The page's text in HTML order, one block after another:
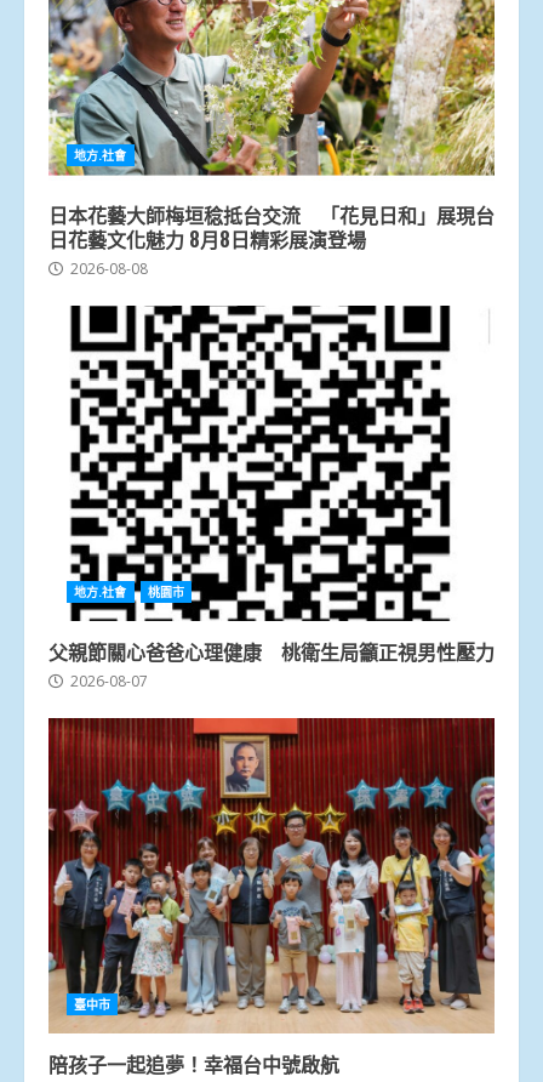
地方.社會
日本花藝大師梅垣稔抵台交流 「花見日和」展現台
日花藝文化魅力 8月8日精彩展演登場
2026-08-08
地方.社會 桃園市
父親節關心爸爸心理健康 桃衛生局籲正視男性壓力
2026-08-07
臺中市
陪孩子一起追夢！幸福台中號啟航